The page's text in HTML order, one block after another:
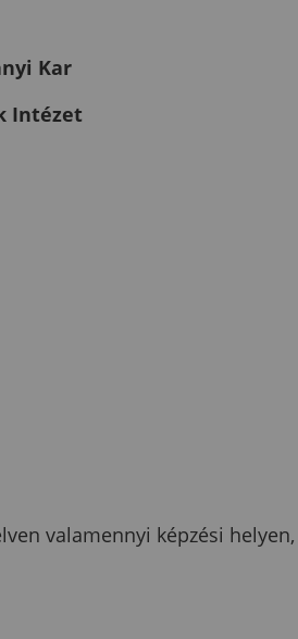
Kar
Intézet
valamennyi képzési helyen,